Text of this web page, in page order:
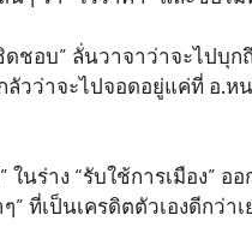
ชอบ” ลั่นวาจาว่าจะไปบุก
ลัวว่าจะไปจอดอยู่แค่ที่ อ.ห
นร่าง “รับใช้การเมือง” อ
” ที่เป็นเครดิตตัวเองดีกว่